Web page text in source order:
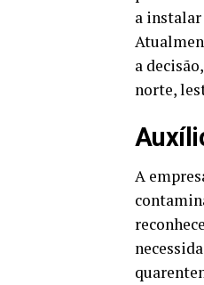
a instalar
a
norte,
A